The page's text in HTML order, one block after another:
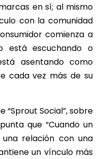
en sí; al mismo
con la comunidad
comienza a
está escuchando o
asentando como
cada vez más de su
“Sprout Social”, sobre
que “Cuando un
relación con una
un vínculo más